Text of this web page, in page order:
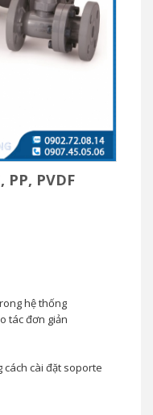
PP, PVDF
hệ thống
tác đơn giản
cách cài đặt soporte